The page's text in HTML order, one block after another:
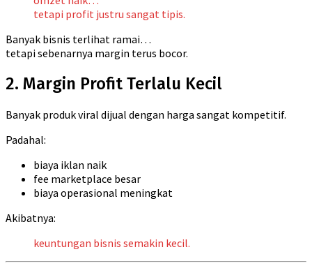
tetapi profit justru sangat tipis.
Banyak bisnis terlihat ramai…
tetapi sebenarnya margin terus bocor.
2. Margin Profit Terlalu Kecil
Banyak produk viral dijual dengan harga sangat kompetitif.
Padahal:
biaya iklan naik
fee marketplace besar
biaya operasional meningkat
Akibatnya:
keuntungan bisnis semakin kecil.